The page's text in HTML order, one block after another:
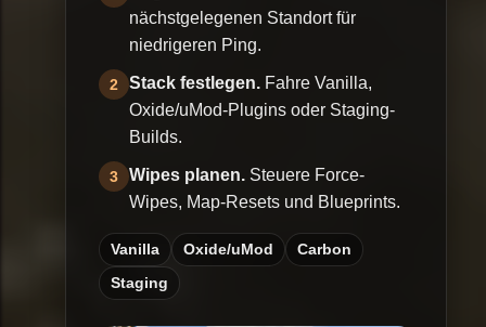
nächstgelegenen Standort für
niedrigeren Ping.
2 Stack festlegen. Fahre Vanilla,
Oxide/uMod-Plugins oder Staging-
Builds.
3 Wipes planen. Steuere Force-
Wipes, Map-Resets und Blueprints.
Vanilla Oxide/uMod Carbon
Staging